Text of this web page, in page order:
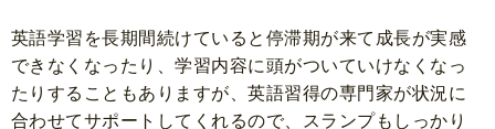
英語学習を長期間続けていると停滞期が来て成長が実感
できなくなったり、学習内容に頭がついていけなくなっ
たりすることもありますが、英語習得の専門家が状況に
合わせてサポートしてくれるので、スランプもしっかり